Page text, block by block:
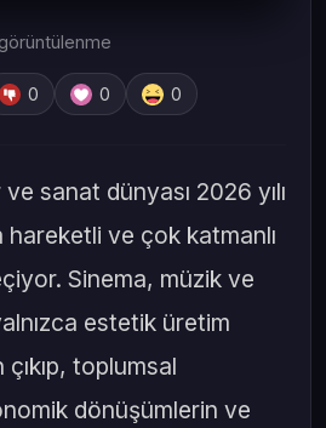
görüntülenme
0 0 0
sanat dünyası 2026 yılı
hareketli ve çok katmanlı
Sinema, müzik ve
estetik üretim
toplumsal
dönüşümlerin ve